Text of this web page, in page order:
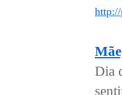
http://
Dia